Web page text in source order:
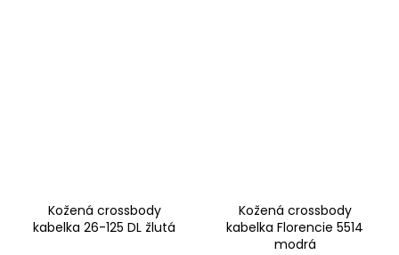
Kožená crossbody
kabelka 26-125 DL žlutá
Kožená crossbody
kabelka Florencie 5514
modrá